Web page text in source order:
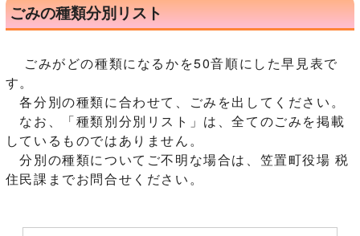
ごみの種類分別リスト
ごみがどの種類になるかを50音順にした早見表で
す。
各分別の種類に合わせて、ごみを出してください。
なお、「種類別分別リスト」は、全てのごみを掲載
しているものではありません。
分別の種類についてご不明な場合は、笠置町役場 税
住民課までお問合せください。